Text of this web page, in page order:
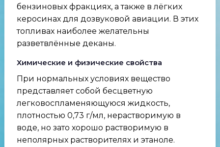
бензиновых фракциях, а также в лёгких
керосинах для дозвуковой авиации. В этих
топливах наиболее желательны
разветвлённые деканы.
Химические и физические свойства
При нормальных условиях вещество
представляет собой бесцветную
легковоспламеняющуюся жидкость,
плотностью 0,73 г/мл, нерастворимую в
воде, но зато хорошо растворимую в
неполярных растворителях и этаноле.